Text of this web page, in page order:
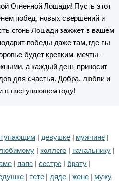
Огненной Лошади! Пусть этот
побед, новых свершений и
огонь Лошади зажжет в вашем
победы даже там, где вы
будет крепким, мечты —
а каждый день приносит
для счастья. Добра, любви и
в наступающем году!
| девушке| мужчине|
любимому| коллеге| начальнику|
| папе| сестре| брату|
| тете| дяде| жене| мужу